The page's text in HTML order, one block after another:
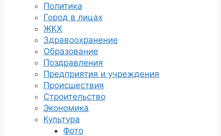
Политика
Город в лицах
ЖКХ
Здравоохранение
Образование
Поздравления
Предприятия и учреждения
Происшествия
Строительство
Экономика
Культура
Фото